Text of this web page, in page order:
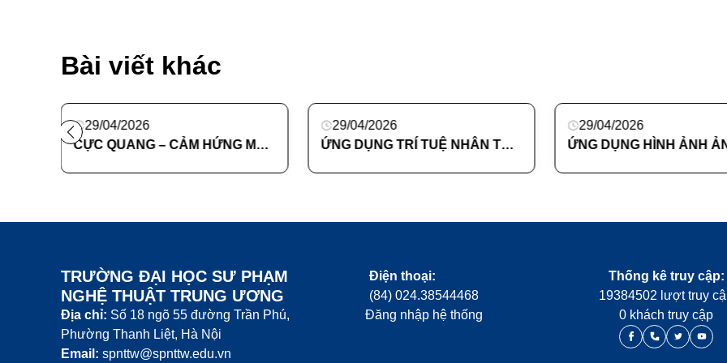
Bài viết khác
29/04/2026
CỰC QUANG – CẢM HỨNG MỚI TRONG THIẾT KẾ TRANG PHỤC DẠ HỘI ĐƯƠNG ĐẠI
29/04/2026
ỨNG DỤNG TRÍ TUỆ NHÂN TẠO TRONG QUY TRÌNH THIẾT KẾ BAO BÌ MỸ PHẨM
29/04/2026
TRƯỜNG ĐẠI HỌC SƯ PHẠM
NGHỆ THUẬT TRUNG ƯƠNG
Địa chỉ: Số 18 ngõ 55 đường Trần Phú,
Phường Thanh Liệt, Hà Nội
Email: spnttw@spnttw.edu.vn
Điện thoại:
(84) 024.38544468
Đăng nhập hệ thống
Thống kê truy cập:
19384502 lượt truy
0 khách truy cập